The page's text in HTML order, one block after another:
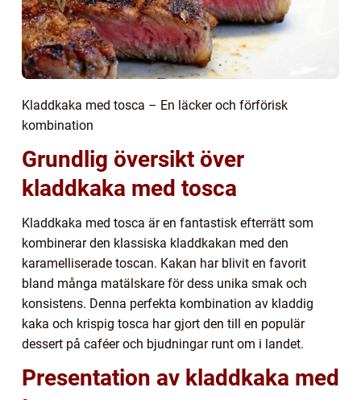
Kladdkaka med tosca – En läcker och förförisk
kombination
Grundlig översikt över
kladdkaka med tosca
Kladdkaka med tosca är en fantastisk efterrätt som
kombinerar den klassiska kladdkakan med den
karamelliserade toscan. Kakan har blivit en favorit
bland många matälskare för dess unika smak och
konsistens. Denna perfekta kombination av kladdig
kaka och krispig tosca har gjort den till en populär
dessert på caféer och bjudningar runt om i landet.
Presentation av kladdkaka med